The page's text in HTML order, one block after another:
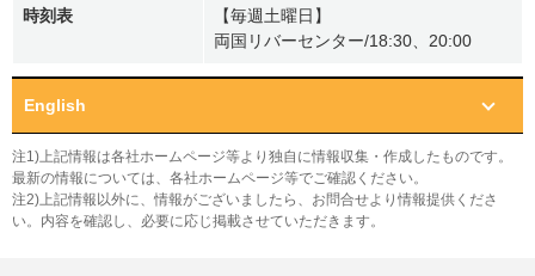
時刻表
【毎週土曜日】
両国リバーセンター/18:30、20:00
English
注1)上記情報は各社ホームページ等より独自に情報収集・作成したものです。
最新の情報については、各社ホームページ等でご確認ください。
注2)上記情報以外に、情報がございましたら、お問合せより情報提供くださ
い。内容を確認し、必要に応じ掲載させていただきます。